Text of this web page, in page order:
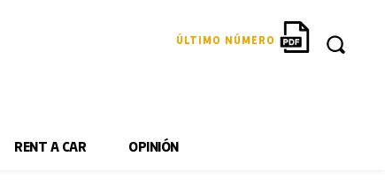
ÚLTIMO NÚMERO
RENT A CAR OPINIÓN